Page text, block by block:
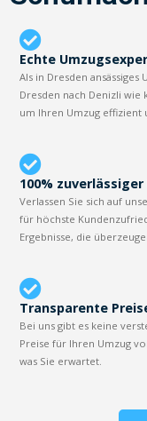
Echte
Als in Dresden
Dresden nach Denizli
um Ihren Umzug effizient
100%
Verlassen Sie sich auf
für höchste
Ergebnisse, die
Transparente
Bei uns gibt es keine
Preise für Ihren Umzug
was Sie erwartet.